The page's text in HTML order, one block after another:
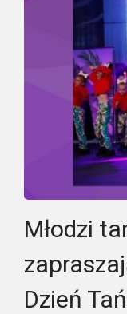
Młodzi
Dzień